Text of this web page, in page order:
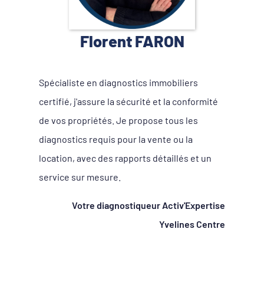
Florent FARON
Spécialiste en diagnostics immobiliers
certifié, j'assure la sécurité et la conformité
de vos propriétés. Je propose tous les
diagnostics requis pour la vente ou la
location, avec des rapports détaillés et un
service sur mesure.
Votre diagnostiqueur Activ'Expertise
Yvelines Centre